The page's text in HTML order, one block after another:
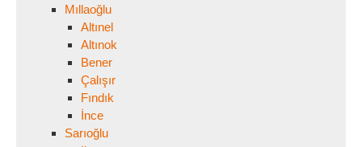
Mıllaoğlu
Altınel
Altınok
Bener
Çalışır
Fındık
İnce
Sarıoğlu